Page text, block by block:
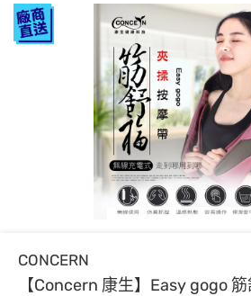
CONCERN
【Concern 康生】Easy gogo